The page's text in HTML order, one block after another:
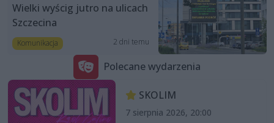
Wielki wyścig jutro na ulicach
Szczecina
Komunikacja 2 dni temu
Polecane wydarzenia
SKOLIM
7 sierpnia 2026, 20:00